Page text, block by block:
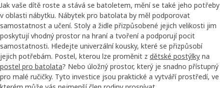
Jak vaše dítě roste a stává se batoletem, mění se také jeho potřeby
v oblasti nábytku. Nábytek pro batolata by měl podporovat
samostatnost a učení. Stoly a židle přizpůsobené jejich velikosti jim
poskytují vhodný prostor na hraní a tvoření a podporují pocit
samostatnosti. Hledejte univerzální kousky, které se přizpůsobí
jejich potřebám. Postel, kterou lze proměnit z dětské postýlky na
postel pro batolata? Nebo úložný prostor, který je snadno přístupný
pro malé ručičky. Tyto investice jsou praktické a vytváří prostředí, ve